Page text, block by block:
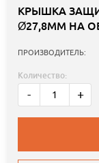
КРЫШКА
Ø27,8ММ НА
ПРОИЗВОДИТЕЛЬ:
Количество:
- +